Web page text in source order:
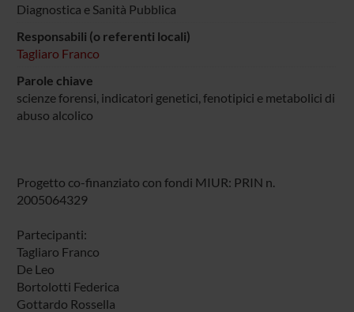
Diagnostica e Sanità Pubblica
Responsabili (o referenti locali)
Tagliaro Franco
Parole chiave
scienze forensi, indicatori genetici, fenotipici e metabolici di
abuso alcolico
Progetto co-finanziato con fondi MIUR: PRIN n.
2005064329
Partecipanti:
Tagliaro Franco
De Leo
Bortolotti Federica
Gottardo Rossella